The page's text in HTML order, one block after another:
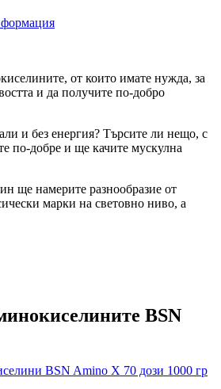
от които имате нужда, за
и да получите по-добро
и без енергия? Търсите ли нещо, с
по-добре и ще качите мускулна
ще намерите разнообразие от
марки на световно ниво, а
BSN